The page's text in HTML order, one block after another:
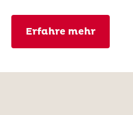
Erfahre mehr